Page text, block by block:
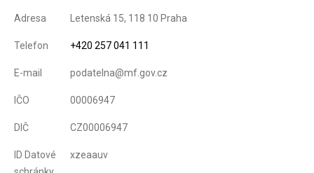
Adresa Letenská 15, 118 10 Praha
Telefon +420 257 041 111
E-mail podatelna@mf.gov.cz
IČO 00006947
DIČ CZ00006947
ID Datové
xzeaauv